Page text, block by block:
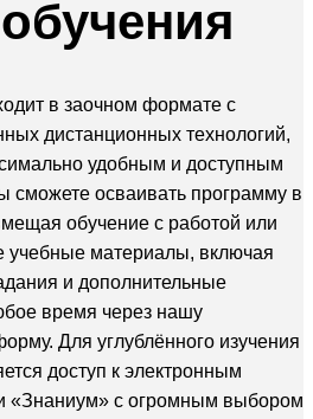
обучения
в заочном формате с
дистанционных технологий,
удобным и доступным
сможете осваивать программу в
обучение с работой или
учебные материалы, включая
и дополнительные
время через нашу
Для углублённого изучения
доступ к электронным
«Знаниум» с огромным выбором